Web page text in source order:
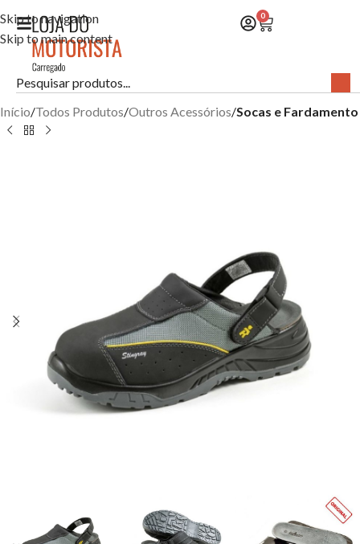
Skip to navigation
Skip to main content
0
Início Todos Produtos Outros Acessórios Socas e Fardamento